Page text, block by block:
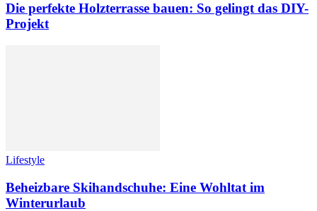
Die perfekte Holzterrasse bauen: So gelingt das DIY-
Projekt
Lifestyle
Beheizbare Skihandschuhe: Eine Wohltat im
Winterurlaub